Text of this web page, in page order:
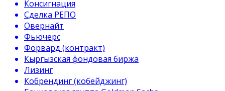
Консигнация
Сделка РЕПО
Овернайт
Фьючерс
Форвард (контракт)
Кыргызская фондовая биржа
Лизинг
Кобрендинг (кобейджинг)